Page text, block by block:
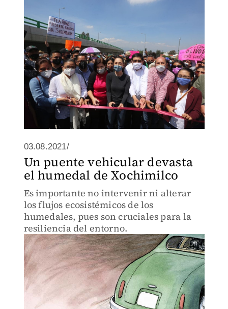
03.08.2021/
Un puente vehicular devasta
el humedal de Xochimilco
Es importante no intervenir ni alterar
los flujos ecosistémicos de los
humedales, pues son cruciales para la
resiliencia del entorno.